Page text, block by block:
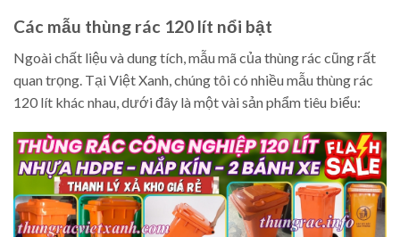
Các mẫu thùng rác 120 lít nổi bật
Ngoài chất liệu và dung tích, mẫu mã của thùng rác cũng rất
quan trọng. Tại Việt Xanh, chúng tôi có nhiều mẫu thùng rác
120 lít khác nhau, dưới đây là một vài sản phẩm tiêu biểu: